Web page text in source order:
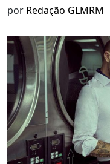
por Redação GLMRM